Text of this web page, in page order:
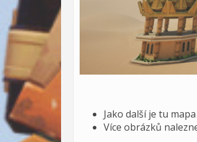
Jako další je tu
Více obrázků